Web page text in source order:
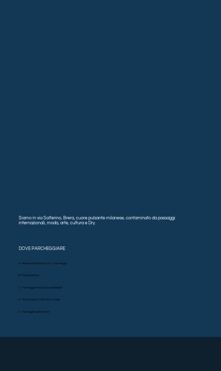
Siamo in via Solferino, Brera, cuore pulsante milanese, contaminato da passaggi
internazionali, moda, arte, cultura e Dry.
DOVE PARCHEGGIARE
E Parcheggio Settembrini
D Autorimessa Via Emilio Cornalia
C Parcheggio Porta Nuova Garibaldi
B The big parking
A Bastioni di Porta Nuova, 11 Parcheggio